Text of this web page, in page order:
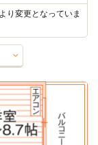
り変更となっていま